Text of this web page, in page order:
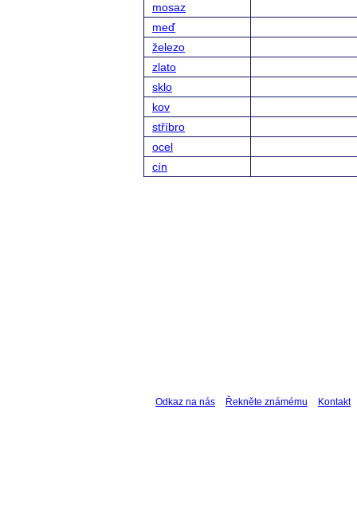
mosaz
meď
železo
zlato
sklo
kov
stříbro
ocel
cín
Odkaz na nás Řekněte známému Kontakt